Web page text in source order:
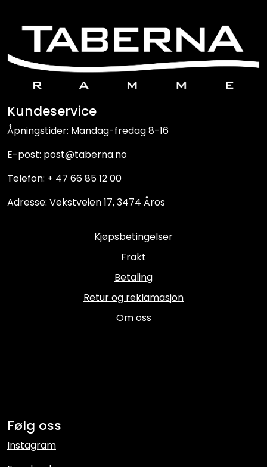
Kundeservice
Åpningstider: Mandag-fredag 8-16
E-post: post@taberna.no
Telefon: + 47 66 85 12 00
Adresse: Vekstveien 17, 3474 Åros
Kjøpsbetingelser
Frakt
Betaling
Retur og reklamasjon
Om oss
Følg oss
Instagram